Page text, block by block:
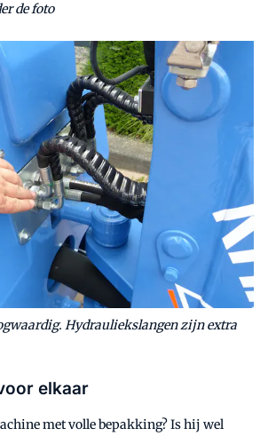
de foto
Hydrauliekslangen zijn extra
elkaar
met volle bepakking? Is hij wel